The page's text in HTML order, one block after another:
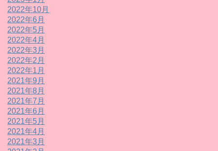
2022年10月
2022年6月
2022年5月
2022年4月
2022年3月
2022年2月
2022年1月
2021年9月
2021年8月
2021年7月
2021年6月
2021年5月
2021年4月
2021年3月